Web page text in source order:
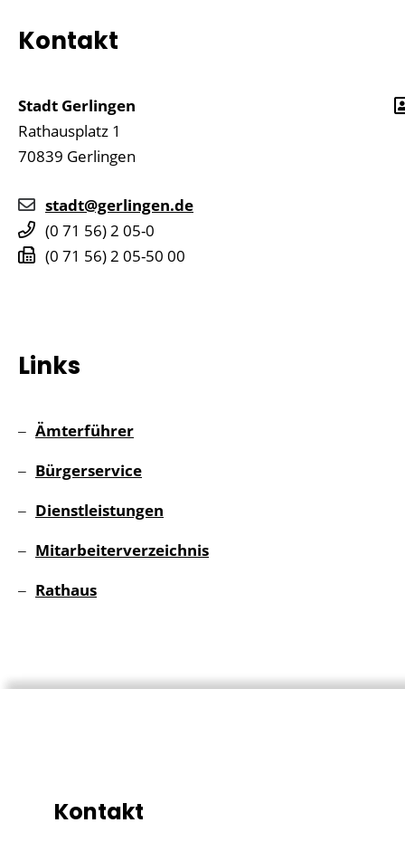
Kontakt
Stadt Gerlingen
Rathausplatz 1
70839 Gerlingen
stadt@gerlingen.de
(0 71 56) 2 05-0
(0 71 56) 2 05-50 00
Links
Ämterführer
Bürgerservice
Dienstleistungen
Mitarbeiterverzeichnis
Rathaus
Kontakt